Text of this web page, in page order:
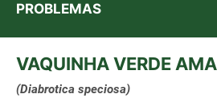
PROBLEMAS
VAQUINHA VERDE
(Diabrotica speciosa)